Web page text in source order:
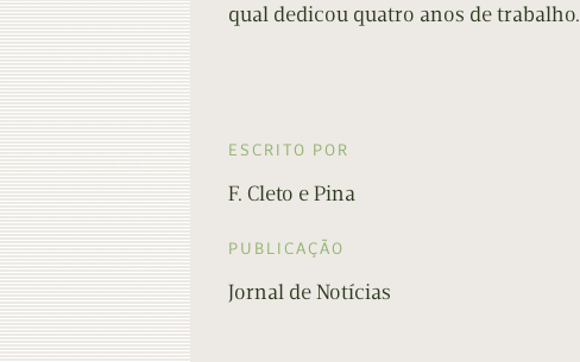
qual dedicou quatro anos de trabalho.
ESCRITO POR
F. Cleto e Pina
PUBLICAÇÃO
Jornal de Notícias